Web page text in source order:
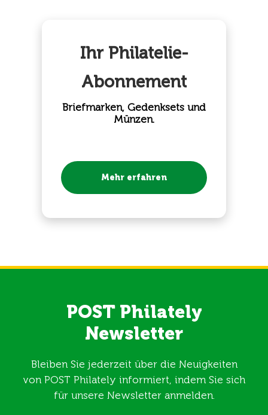
Ihr Philatelie-
Abonnement
Briefmarken, Gedenksets und
Münzen.
Mehr erfahren
POST Philately
Newsletter
Bleiben Sie jederzeit über die Neuigkeiten
von POST Philately informiert, indem Sie sich
für unsere Newsletter anmelden.